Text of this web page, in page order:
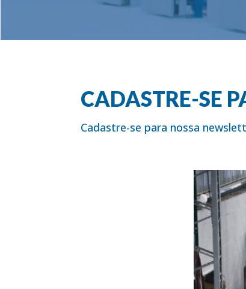
CADASTRE-SE
Cadastre-se para nossa